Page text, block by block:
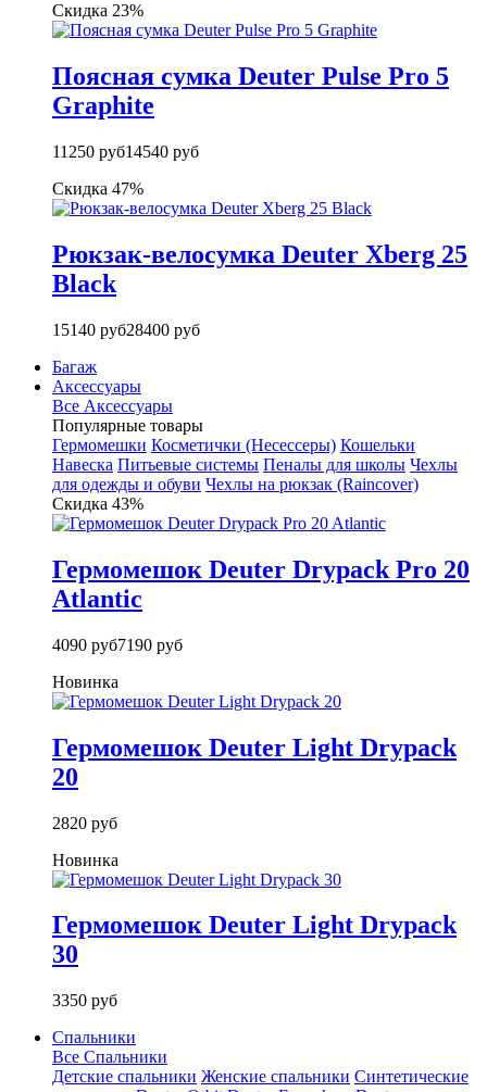
Скидка 23%
Поясная сумка Deuter Pulse Pro 5
Graphite
11250 руб14540 руб
Скидка 47%
Рюкзак-велосумка Deuter Xberg 25
Black
15140 руб28400 руб
Багаж
Аксессуары
Все Аксессуары
Популярные товары
Гермомешки Косметички (Несессеры) Кошельки
Навеска Питьевые системы Пеналы для школы Чехлы
для одежды и обуви Чехлы на рюкзак (Raincover)
Скидка 43%
Гермомешок Deuter Drypack Pro 20
Atlantic
4090 руб7190 руб
Новинка
Гермомешок Deuter Light Drypack
20
2820 руб
Новинка
Гермомешок Deuter Light Drypack
30
3350 руб
Спальники
Все Спальники
Детские спальники Женские спальники Синтетические